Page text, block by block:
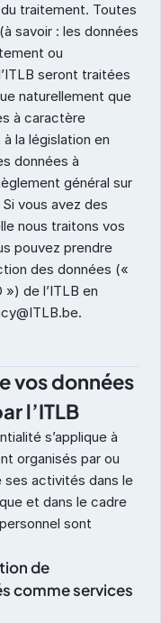
traitement. Toutes
savoir : les données
ou
seront traitées
naturellement que
à caractère
la législation en
données à
général sur
vous avez des
nous traitons vos
pouvez prendre
des données («
de l’ITLB en
vos données
l’ITLB
s’applique à
organisés par ou
ses activités dans le
et dans le cadre
sont
de
comme services